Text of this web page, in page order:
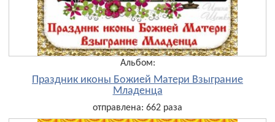
Альбом:
Праздник иконы Божией Матери Взыграние
Младенца
отправлена: 662 раза